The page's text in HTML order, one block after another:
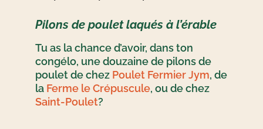
Pilons de poulet laqués à l’érable
Tu as la chance d’avoir, dans ton
congélo, une douzaine de pilons de
poulet de chez Poulet Fermier Jym, de
la Ferme le Crépuscule, ou de chez
Saint-Poulet?